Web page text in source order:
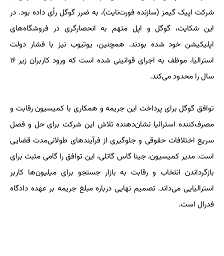
شرکت اپیک گیمز (سازنده فورت‌نایت)، به ضرر گوگل رأی داده بود. در
این شکایت، گوگل و اپل متهم به انحصارگری در فروشگاه‌های
اپلیکیشن خود شده بودند. همچنین، یوتیوب نیز با فشار دولت
استرالیا، موظف به اجرای قوانینی شده است که ورود کاربران زیر ۱۶
سال را محدود می‌کند.
توافق گوگل برای پرداخت این جریمه و همکاری با کمیسیون رقابت و
مصرف‌کننده استرالیا نشان‌دهنده تلاش این شرکت برای حل و فصل
سریع اختلافات حقوقی و جلوگیری از فرآیندهای طولانی‌مدت قضایی
است. مدیر کمیسیون، جینا گاس گاتلی، این توافق را گامی مثبت برای
بازگرداندن انتخاب و رقابت به بازار جستجو برای میلیون‌ها کاربر
استرالیایی می‌داند. تصمیم نهایی درباره مبلغ جریمه بر عهده دادگاه
فدرال است.